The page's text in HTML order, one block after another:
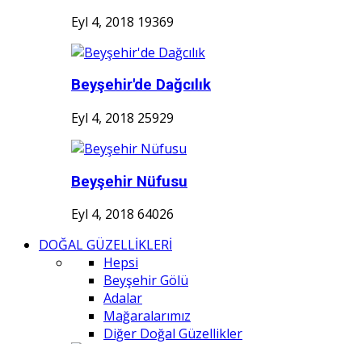
Eyl 4, 2018 19369
Beyşehir'de Dağcılık
Eyl 4, 2018 25929
Beyşehir Nüfusu
Eyl 4, 2018 64026
DOĞAL GÜZELLİKLERİ
Hepsi
Beyşehir Gölü
Adalar
Mağaralarımız
Diğer Doğal Güzellikler